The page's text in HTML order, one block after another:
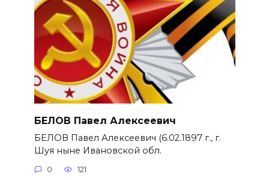
БЕЛОВ Павел Алексеевич
БЕЛОВ Павел Алексеевич (6.02.1897 г., г.
Шуя ныне Ивановской обл.
0 121